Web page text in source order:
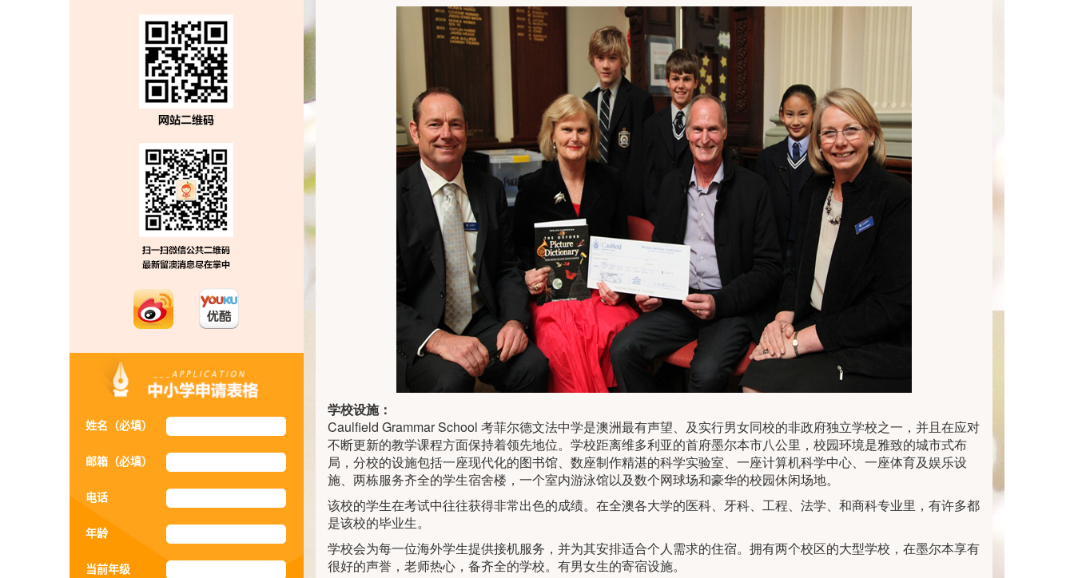
姓名（必填）
邮箱（必填）
电话
年龄
当前年级
学校设施：
Caulfield Grammar School 考菲尔德文法中学是澳洲最有声望、及实行男女同校的非政府独立学校之一，并且在应对
不断更新的教学课程方面保持着领先地位。学校距离维多利亚的首府墨尔本市八公里，校园环境是雅致的城市式布
局，分校的设施包括一座现代化的图书馆、数座制作精湛的科学实验室、一座计算机科学中心、一座体育及娱乐设
施、两栋服务齐全的学生宿舍楼，一个室内游泳馆以及数个网球场和豪华的校园休闲场地。
该校的学生在考试中往往获得非常出色的成绩。在全澳各大学的医科、牙科、工程、法学、和商科专业里，有许多都
是该校的毕业生。
学校会为每一位海外学生提供接机服务，并为其安排适合个人需求的住宿。拥有两个校区的大型学校，在墨尔本享有
很好的声誉，老师热心，备齐全的学校。有男女生的寄宿设施。